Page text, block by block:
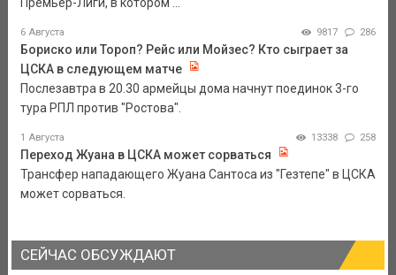
Премьер-Лиги, в котором ...
6 Августа 9817 286
Бориско или Тороп? Рейс или Мойзес? Кто сыграет за
ЦСКА в следующем матче
Послезавтра в 20.30 армейцы дома начнут поединок 3-го
тура РПЛ против "Ростова".
1 Августа 13338 258
Переход Жуана в ЦСКА может сорваться
Трансфер нападающего Жуана Сантоса из "Гезтепе" в ЦСКА
может сорваться.
СЕЙЧАС ОБСУЖДАЮТ